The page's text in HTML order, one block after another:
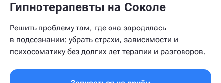
Гипнотерапевты на Соколе
Решить проблему там, где она зародилась -
в подсознании: убрать страхи, зависимости и
психосоматику без долгих лет терапии и разговоров.